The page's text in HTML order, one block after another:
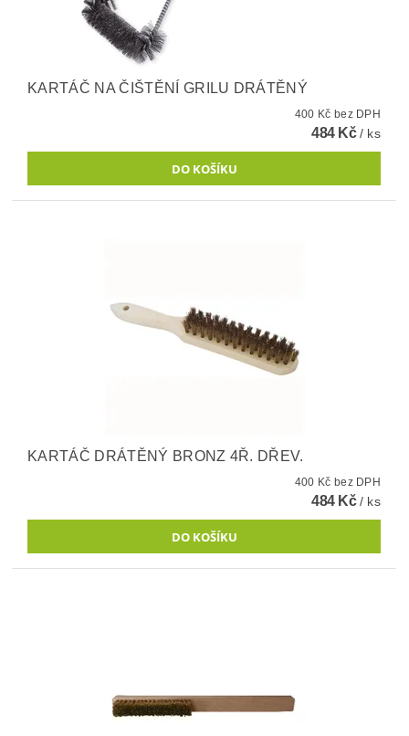
KARTÁČ NA ČIŠTĚNÍ GRILU DRÁTĚNÝ
400 Kč bez DPH
484 Kč/ ks
KARTÁČ DRÁTĚNÝ BRONZ 4Ř. DŘEV.
400 Kč bez DPH
484 Kč/ ks